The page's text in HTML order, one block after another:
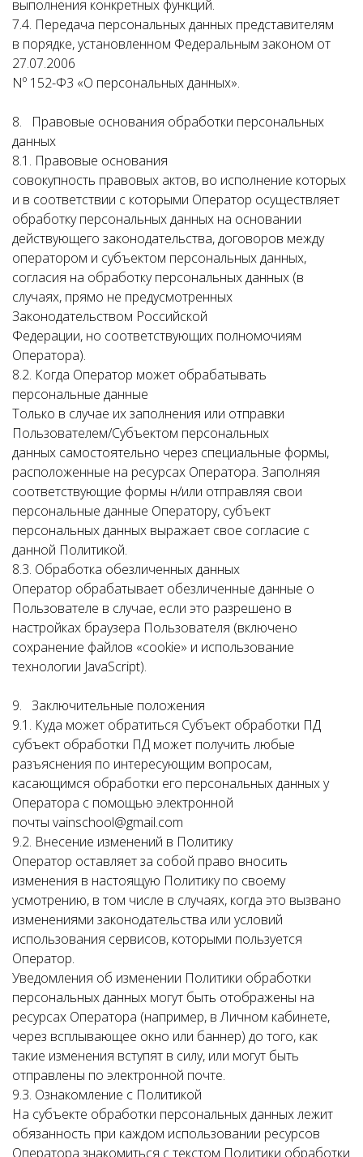
выполнения конкретных функций.
7.4. Передача персональных данных представителям
в порядке, установленном Федеральным законом от
27.07.2006
Nº 152-Ф3 «О персональных данных».
8. Правовые основания обработки персональных
данных
8.1. Правовые основания
совокупность правовых актов, во исполнение которых
и в соответствии с которыми Оператор осуществляет
обработку персональных данных на основании
действующего законодательства, договоров между
оператором и субъектом персональных данных,
согласия на обработку персональных данных (в
случаях, прямо не предусмотренных
Законодательством Российской
Федерации, но соответствующих полномочиям
Оператора).
8.2. Когда Оператор может обрабатывать
персональные данные
Только в случае их заполнения или отправки
Пользователем/Субъектом персональных
данных самостоятельно через специальные формы,
расположенные на ресурсах Оператора. Заполняя
соответствующие формы н/или отправляя свои
персональные данные Оператору, субъект
персональных данных выражает свое согласие с
данной Политикой.
8.3. Обработка обезличенных данных
Оператор обрабатывает обезличенные данные о
Пользователе в случае, если это разрешено в
настройках браузера Пользователя (включено
сохранение файлов «cookie» и использование
технологии JavaScript).
9. Заключительные положения
9.1. Куда может обратиться Субъект обработки ПД
субъект обработки ПД может получить любые
разъяснения по интересующим вопросам,
касающимся обработки его персональных данных у
Оператора с помощью электронной
почты vainschool@gmail.com
9.2. Внесение изменений в Политику
Оператор оставляет за собой право вносить
изменения в настоящую Политику по своему
усмотрению, в том числе в случаях, когда это вызвано
изменениями законодательства или условий
использования сервисов, которыми пользуется
Оператор.
Уведомления об изменении Политики обработки
персональных данных могут быть отображены на
ресурсах Оператора (например, в Личном кабинете,
через всплывающее окно или баннер) до того, как
такие изменения вступят в силу, или могут быть
отправлены по электронной почте.
9.3. Ознакомление с Политикой
На субъекте обработки персональных данных лежит
обязанность при каждом использовании ресурсов
Оператора знакомиться с текстом Политики обработки